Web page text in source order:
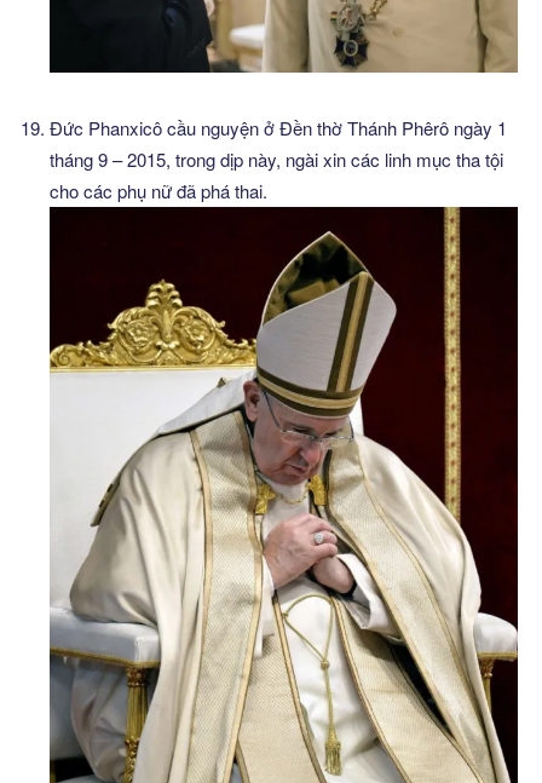
Đức Phanxicô cầu nguyện ở Đền thờ Thánh Phêrô ngày 1
tháng 9 – 2015, trong dịp này, ngài xin các linh mục tha tội
cho các phụ nữ đã phá thai.